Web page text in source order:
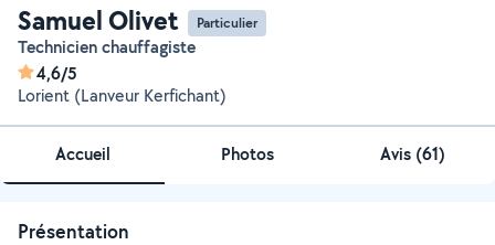
Samuel Olivet Particulier
Technicien chauffagiste
4,6/5
Lorient (Lanveur Kerfichant)
Accueil Photos Avis (61)
Présentation